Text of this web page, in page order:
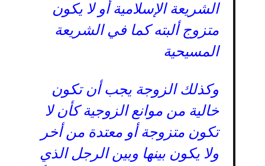
الشريعة الإسلامية أو لا يكون
متزوج ألبته كما في الشريعة
المسيحية
وكذلك الزوجة يجب أن تكون
خالية من موانع الزوجية كأن لا
تكون متزوجة أو معتدة من أخر
ولا يكون بينها وبين الرجل الذي